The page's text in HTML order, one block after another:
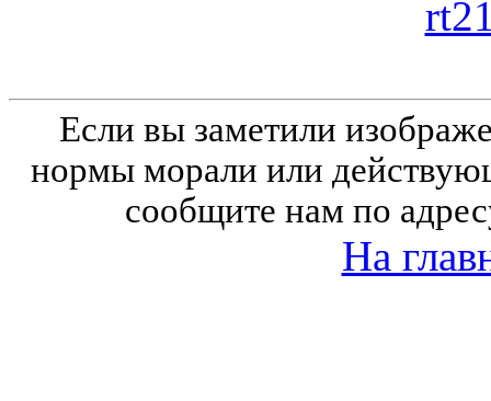
Если вы заметили
нормы морали или
сообщите нам по
На